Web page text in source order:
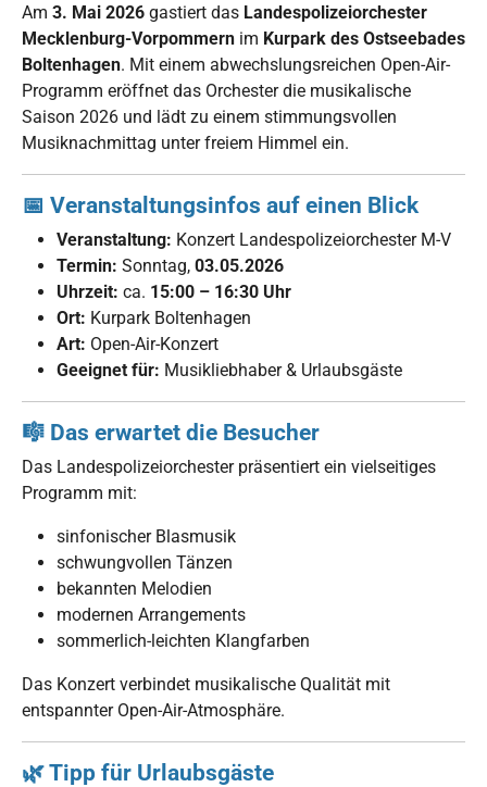
Am 3. Mai 2026 gastiert das Landespolizeiorchester
Mecklenburg-Vorpommern im Kurpark des Ostseebades
Boltenhagen. Mit einem abwechslungsreichen Open-Air-
Programm eröffnet das Orchester die musikalische
Saison 2026 und lädt zu einem stimmungsvollen
Musiknachmittag unter freiem Himmel ein.
📅 Veranstaltungsinfos auf einen Blick
Veranstaltung: Konzert Landespolizeiorchester M-V
Termin: Sonntag, 03.05.2026
Uhrzeit: ca. 15:00 – 16:30 Uhr
Ort: Kurpark Boltenhagen
Art: Open-Air-Konzert
Geeignet für: Musikliebhaber & Urlaubsgäste
🎼 Das erwartet die Besucher
Das Landespolizeiorchester präsentiert ein vielseitiges
Programm mit:
sinfonischer Blasmusik
schwungvollen Tänzen
bekannten Melodien
modernen Arrangements
sommerlich-leichten Klangfarben
Das Konzert verbindet musikalische Qualität mit
entspannter Open-Air-Atmosphäre.
🌿 Tipp für Urlaubsgäste